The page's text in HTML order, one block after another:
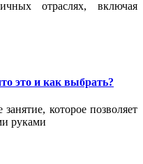
отраслях, включая
это и как выбрать?
которое позволяет
руками